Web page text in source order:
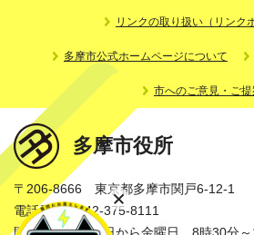
リンクの取り扱い（リンク
多摩市公式ホームページについて
市へのご意見・ご提
多摩市役所
〒206-8666 東京都多摩市関戸6-12-1
電話番号：042-375-8111